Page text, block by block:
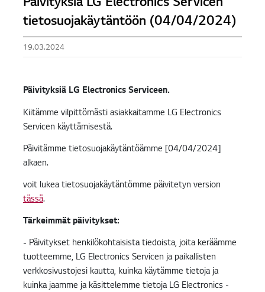
tietosuojakäytäntöön (04/04/2024)
19.03.2024
Päivityksiä LG Electronics Serviceen.
Kiitämme vilpittömästi asiakkaitamme LG Electronics
Servicen käyttämisestä.
Päivitämme tietosuojakäytäntöämme [04/04/2024]
alkaen.
voit lukea tietosuojakäytäntömme päivitetyn version
tässä.
Tärkeimmät päivitykset:
- Päivitykset henkilökohtaisista tiedoista, joita keräämme
tuotteemme, LG Electronics Servicen ja paikallisten
verkkosivustojesi kautta, kuinka käytämme tietoja ja
kuinka jaamme ja käsittelemme tietoja LG Electronics -